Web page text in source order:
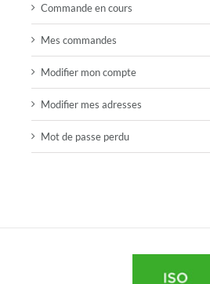
Commande en cours
Mes commandes
Modifier mon compte
Modifier mes adresses
Mot de passe perdu